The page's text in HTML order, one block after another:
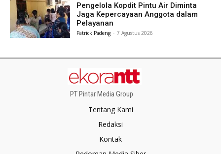
Pengelola Kopdit Pintu Air Diminta
Jaga Kepercayaan Anggota dalam
Pelayanan
Patrick Padeng - 7 Agustus 2026
PT Pintar Media Group
Tentang Kami
Redaksi
Kontak